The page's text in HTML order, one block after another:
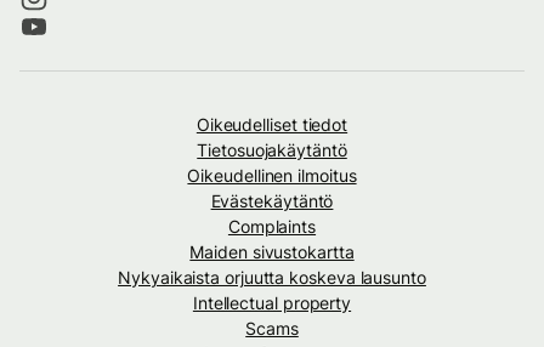
Oikeudelliset tiedot
Tietosuojakäytäntö
Oikeudellinen ilmoitus
Evästekäytäntö
Complaints
Maiden sivustokartta
Nykyaikaista orjuutta koskeva lausunto
Intellectual property
Scams